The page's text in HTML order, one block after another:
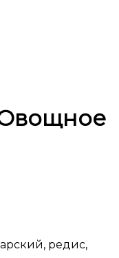
редис,